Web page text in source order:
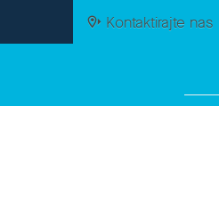
Kontaktirajte nas